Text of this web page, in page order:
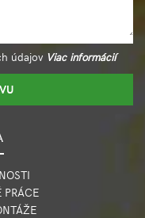
údajov Viac informácií
PRÁCE